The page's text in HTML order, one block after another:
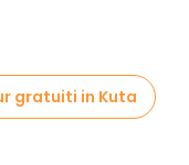
gratuiti in Kuta